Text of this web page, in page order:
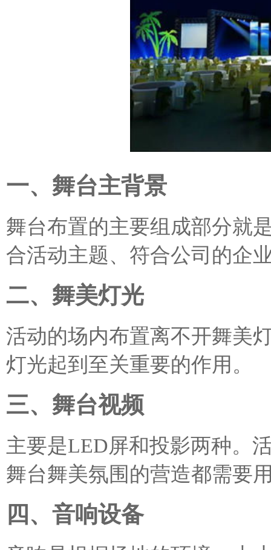
一、舞台主背景
舞台布置的主要组成部分就
合活动主题、符合公司的企
二、舞美灯光
活动的场内布置离不开舞美
灯光起到至关重要的作用。
三、舞台视频
主要是LED屏和投影两种。
舞台舞美氛围的营造都需要
四、音响设备